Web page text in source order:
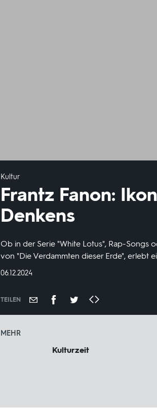
Kultur
Frantz Fanon:
Denkens
Ob in der Serie "White Lotus", Rap-Songs
von "Die Verdammten dieser Erde", erlebt
DATUM:
06.12.2024
TEILEN
MEHR
Kulturzeit